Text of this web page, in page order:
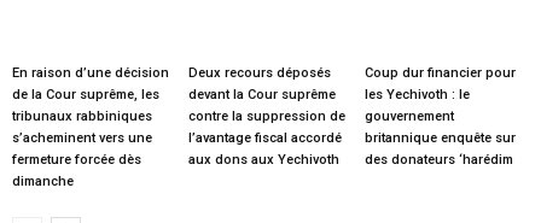
En raison d’une décision
de la Cour suprême, les
tribunaux rabbiniques
s’acheminent vers une
fermeture forcée dès
dimanche
Deux recours déposés
devant la Cour suprême
contre la suppression de
l’avantage fiscal accordé
aux dons aux Yechivoth
Coup dur financier pour
les Yechivoth : le
gouvernement
britannique enquête sur
des donateurs ‘harédim